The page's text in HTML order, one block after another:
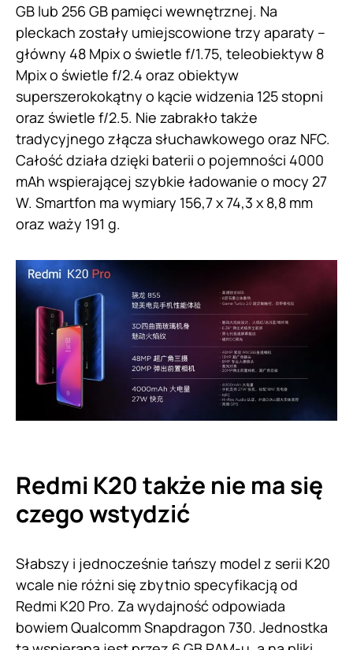
GB lub 256 GB pamięci wewnętrznej. Na
pleckach zostały umiejscowione trzy aparaty –
główny 48 Mpix o świetle f/1.75, teleobiektyw 8
Mpix o świetle f/2.4 oraz obiektyw
superszerokokątny o kącie widzenia 125 stopni
oraz świetle f/2.5. Nie zabrakło także
tradycyjnego złącza słuchawkowego oraz NFC.
Całość działa dzięki baterii o pojemności 4000
mAh wspierającej szybkie ładowanie o mocy 27
W. Smartfon ma wymiary 156,7 x 74,3 x 8,8 mm
oraz waży 191 g.
Redmi K20 także nie ma się
czego wstydzić
Słabszy i jednocześnie tańszy model z serii K20
wcale nie różni się zbytnio specyfikacją od
Redmi K20 Pro. Za wydajność odpowiada
bowiem Qualcomm Snapdragon 730. Jednostka